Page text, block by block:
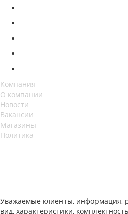
Компания
О компании
Новости
Вакансии
Магазины
Политика
Уважаемые клиенты, информация,
вид, характеристики,